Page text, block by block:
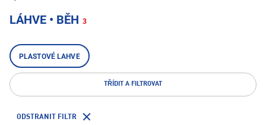
LÁHVE • BĚH 3
PLASTOVÉ LAHVE
TŘÍDIT A FILTROVAT
ODSTRANIT FILTR